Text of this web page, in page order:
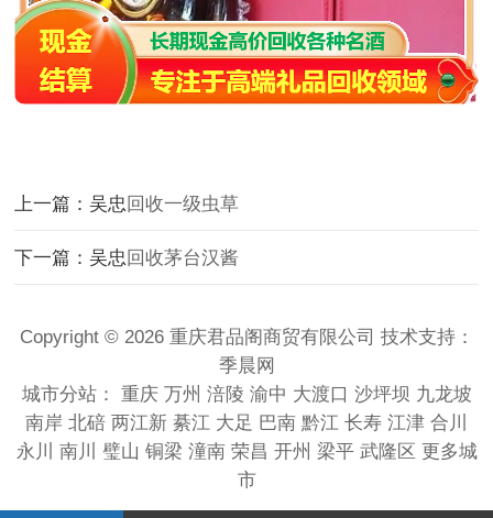
上一篇：吴忠回收一级虫草
下一篇：吴忠回收茅台汉酱
Copyright © 2026 重庆君品阁商贸有限公司 技术支持：
季晨网
城市分站： 重庆 万州 涪陵 渝中 大渡口 沙坪坝 九龙坡
南岸 北碚 两江新 綦江 大足 巴南 黔江 长寿 江津 合川
永川
南川 璧山 铜梁 潼南 荣昌 开州 梁平 武隆区 更多城
市